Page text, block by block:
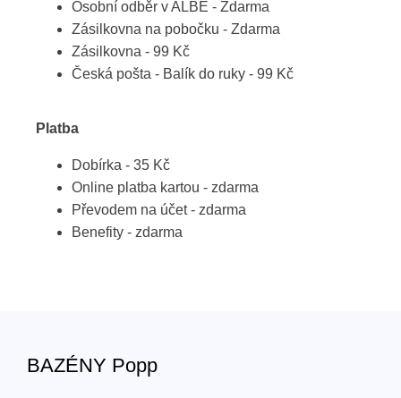
Osobní odběr v ALBE - Zdarma
Zásilkovna na pobočku - Zdarma
Zásilkovna - 99 Kč
Česká pošta - Balík do ruky - 99 Kč
Platba
Dobírka - 35 Kč
Online platba kartou - zdarma
Převodem na účet - zdarma
Benefity - zdarma
BAZÉNY Popp